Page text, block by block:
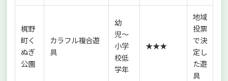
梶野
町く
ぬぎ
公園
カラフル複合遊
具
幼
児〜
小学
校低
学年
★★★
地域
投票
で決
定し
た遊
具